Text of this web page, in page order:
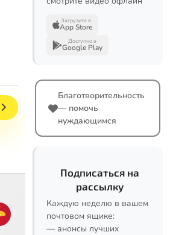
Загрузите в
App Store
Доступно в
Google Play
Благотворительность
— помочь
нуждающимся
Подписаться на
рассылку
Каждую неделю в вашем
почтовом ящике:
— анонсы лучших